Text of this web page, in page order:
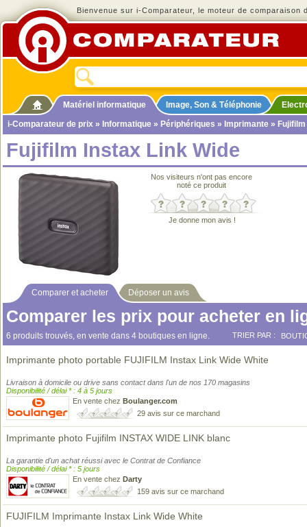
Bienvenue sur i-Comparateur, le moteur de comparaison
Matériel informatique Image, Son & Téléphonie
i-Comparateur de prix » Informatique » Périphériques » Imprimante »
Fujifilm Instax Link Wide
Nos visiteurs n'ont pas encore
noté ce produit
Je donne mon avis !
Comparer et acheter Déposer un avis
Comparer les prix pour acheter en
6 produits trouvés, en vente dans 4 boutiques en ligne. TRIER PAR :
Imprimante photo portable FUJIFILM Instax Link Wide White
Livraison à domicile ou drive sans contact dans l'un de nos 170 magasins
Disponibilité / délai * : 4 à 5 jours
En vente chez Boulanger.com
29 avis sur ce marchand
Imprimante photo Fujifilm INSTAX WIDE LINK blanc
La garantie d'un achat réussi avec le Contrat de Confiance
Disponibilité / délai * : 5 jours
En vente chez Darty
159 avis sur ce marchand
FUJIFILM Imprimante Instax Link Wide White